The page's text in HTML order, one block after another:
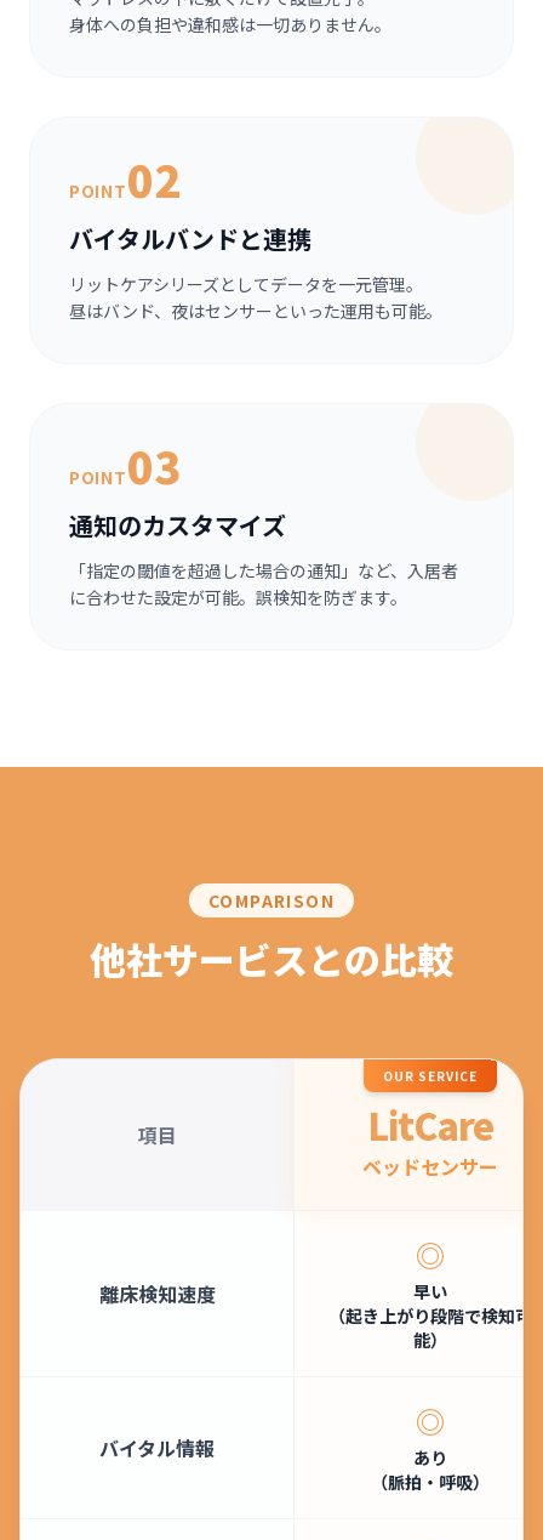
身体への負担や違和感は一切ありません。
POINT02
バイタルバンドと連携
リットケアシリーズとしてデータを一元管理。
昼はバンド、夜はセンサーといった運用も可能。
POINT03
通知のカスタマイズ
「指定の閾値を超過した場合の通知」など、入居者
に合わせた設定が可能。誤検知を防ぎます。
COMPARISON
他社サービスとの比較
項目
OUR SERVICE
LitCare
ベッドセンサー
離床検知速度
◎
早い
（起き上がり段階で検知可
能）
バイタル情報
◎
あり
（脈拍・呼吸）